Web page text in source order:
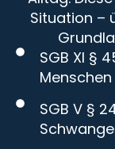
Situation –
SGB XI §
SGB V §